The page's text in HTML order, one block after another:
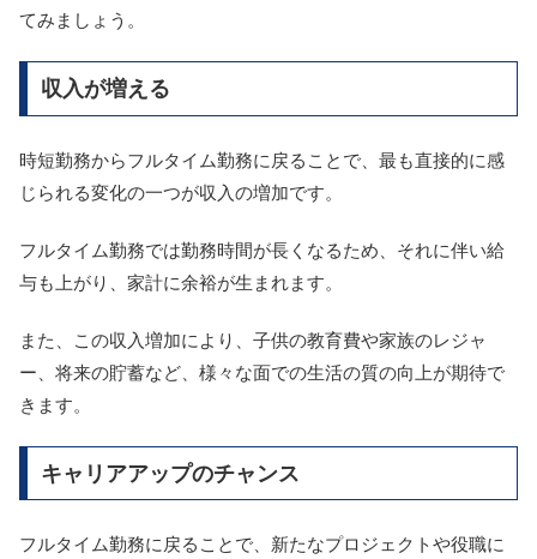
てみましょう。
収入が増える
時短勤務からフルタイム勤務に戻ることで、最も直接的に感
じられる変化の一つが収入の増加です。
フルタイム勤務では勤務時間が長くなるため、それに伴い給
与も上がり、家計に余裕が生まれます。
また、この収入増加により、子供の教育費や家族のレジャ
ー、将来の貯蓄など、様々な面での生活の質の向上が期待で
きます。
キャリアアップのチャンス
フルタイム勤務に戻ることで、新たなプロジェクトや役職に